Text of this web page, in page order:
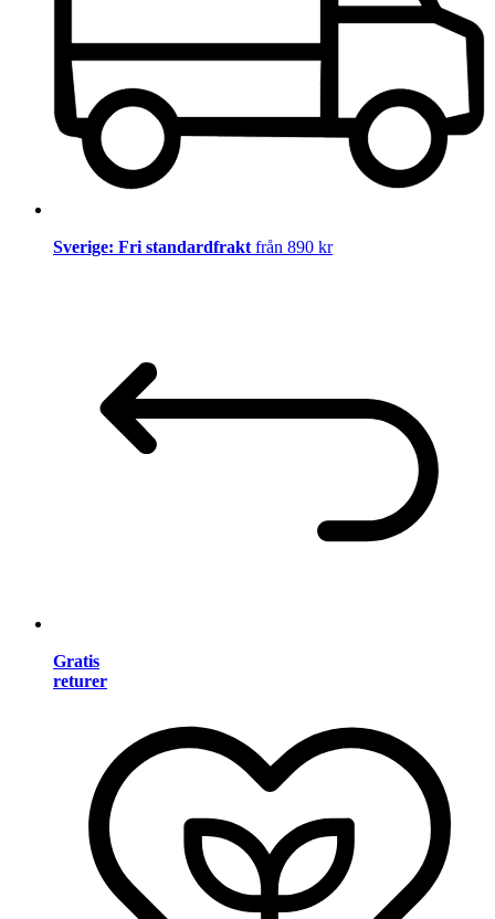
Sverige: Fri standardfrakt från 890 kr
Gratis
returer